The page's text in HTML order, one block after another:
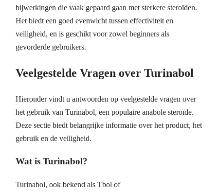
bijwerkingen die vaak gepaard gaan met sterkere steroïden.
Het biedt een goed evenwicht tussen effectiviteit en
veiligheid, en is geschikt voor zowel beginners als
gevorderde gebruikers.
Veelgestelde Vragen over Turinabol
Hieronder vindt u antwoorden op veelgestelde vragen over
het gebruik van Turinabol, een populaire anabole steroïde.
Deze sectie biedt belangrijke informatie over het product, het
gebruik en de veiligheid.
Wat is Turinabol?
Turinabol, ook bekend als Tbol of